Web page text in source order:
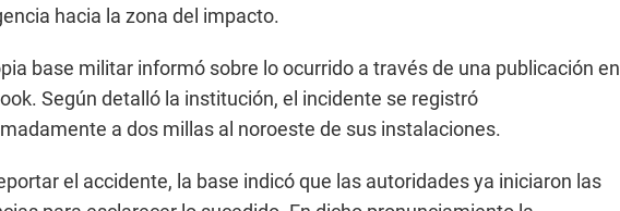
hacia la zona del impacto.
base militar informó sobre lo ocurrido a través de una publicación en
Según detalló la institución, el incidente se registró
a dos millas al noroeste de sus instalaciones.
el accidente, la base indicó que las autoridades ya iniciaron las